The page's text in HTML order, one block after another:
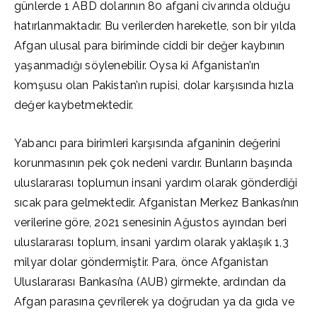
günlerde 1 ABD dolarının 80 afgani civarında olduğu
hatırlanmaktadır. Bu verilerden hareketle, son bir yılda
Afgan ulusal para biriminde ciddi bir değer kaybının
yaşanmadığı söylenebilir. Oysa ki Afganistan’ın
komşusu olan Pakistan’ın rupisi, dolar karşısında hızla
değer kaybetmektedir.
Yabancı para birimleri karşısında afganinin değerini
korunmasının pek çok nedeni vardır. Bunların başında
uluslararası toplumun insani yardım olarak gönderdiği
sıcak para gelmektedir. Afganistan Merkez Bankası’nın
verilerine göre, 2021 senesinin Ağustos ayından beri
uluslararası toplum, insani yardım olarak yaklaşık 1,3
milyar dolar göndermiştir. Para, önce Afganistan
Uluslararası Bankası’na (AUB) girmekte, ardından da
Afgan parasına çevrilerek ya doğrudan ya da gıda ve